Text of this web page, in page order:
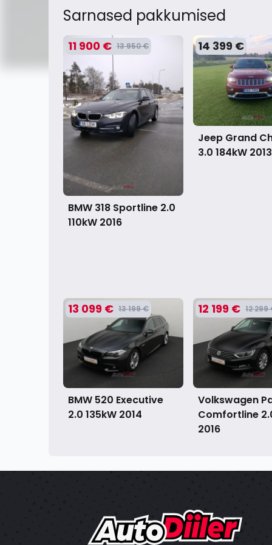
Sarnased pakkumised
11 900 € 13 950 €
BMW 318 Sportline 2.0
110kW 2016
14 399 €
Jeep Grand
3.0 184kW 2013
13 099 € 13 199 €
BMW 520 Executive
2.0 135kW 2014
12 199 € 12 299
Volkswagen
Comfortline
2016